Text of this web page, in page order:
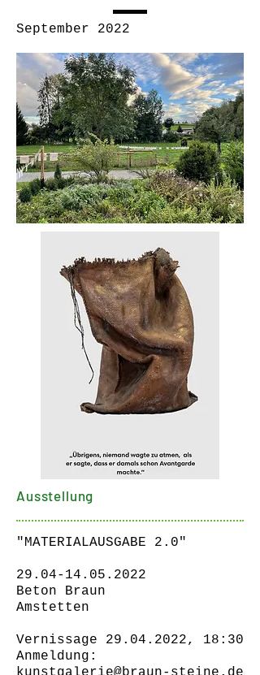
September 2022
Ausstellung
"MATERIALAUSGABE 2.0"
29.04-14.05.2022
Beton Braun
Amstetten
Vernissage 29.04.2022, 18:30
Anmeldung: